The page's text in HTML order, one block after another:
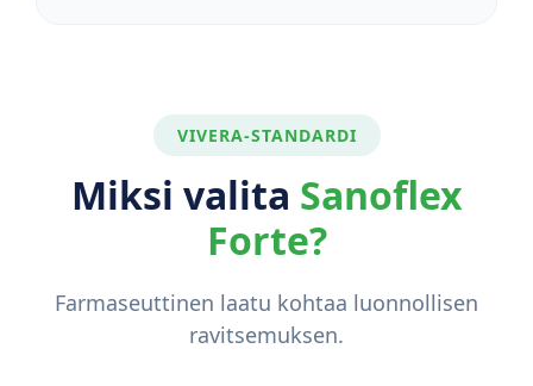
VIVERA-STANDARDI
Miksi valita Sanoflex
Forte?
Farmaseuttinen laatu kohtaa luonnollisen
ravitsemuksen.